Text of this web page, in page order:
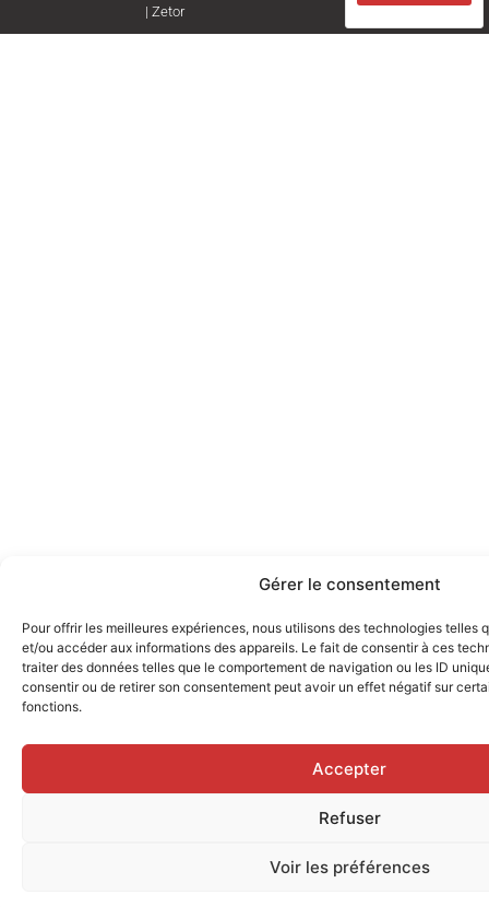
Gérer le consentement
Pour offrir les meilleures expériences, nous utilisons des technologies telles
et/ou accéder aux informations des appareils. Le fait de consentir à ces
traiter des données telles que le comportement de navigation ou les ID
consentir ou de retirer son consentement peut avoir un effet négatif sur
fonctions.
Accepter
Refuser
Voir les préférences
|Zetor